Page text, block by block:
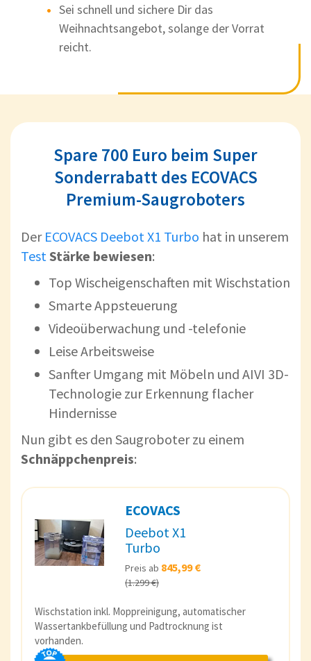
Sei schnell und sichere Dir das
Weihnachtsangebot, solange der Vorrat
reicht.
Spare 700 Euro beim Super
Sonderrabatt des ECOVACS
Premium-Saugroboters
Der ECOVACS Deebot X1 Turbo hat in unserem
TestStärke bewiesen:
Top Wischeigenschaften mit Wischstation
Smarte Appsteuerung
Videoüberwachung und -telefonie
Leise Arbeitsweise
Sanfter Umgang mit Möbeln und AIVI 3D-
Technologie zur Erkennung flacher
Hindernisse
Nun gibt es den Saugroboter zu einem
Schnäppchenpreis:
ECOVACS
Deebot X1
Turbo
Preis ab 845,99 €
(1.299 €)
Wischstation inkl. Moppreinigung, automatischer
Wassertankbefüllung und Padtrocknung ist
vorhanden.